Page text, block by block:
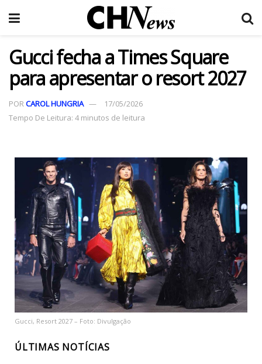
Gucci fecha a Times Square
para apresentar o resort 2027
PORCAROL HUNGRIA
17/05/2026
Tempo De Leitura: 4 minutos de leitura
Gucci, Resort 2027 – Foto: Divulgação
ÚLTIMAS NOTÍCIAS